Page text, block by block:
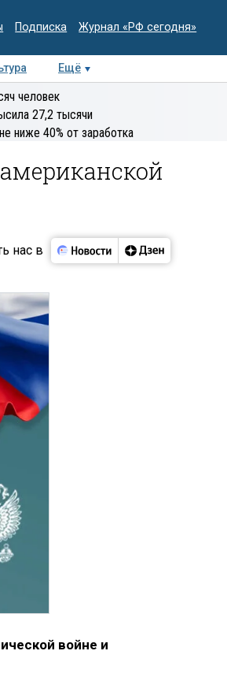
Подписка Журнал «РФ сегодня»
Ещё
Колумнисты
человек
27,2 тысячи
ниже 40% от заработка
нас в
войне и